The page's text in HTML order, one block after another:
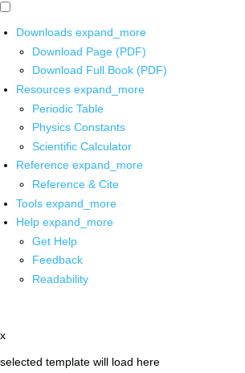
Downloads expand_more
Download Page (PDF)
Download Full Book (PDF)
Resources expand_more
Periodic Table
Physics Constants
Scientific Calculator
Reference expand_more
Reference & Cite
Tools expand_more
Help expand_more
Get Help
Feedback
Readability
x
selected template will load here